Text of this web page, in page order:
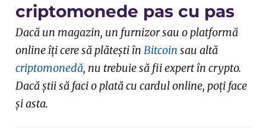
criptomonede pas cu pas
Dacă un magazin, un furnizor sau o platformă
online îți cere să plătești în Bitcoin sau altă
criptomonedă, nu trebuie să fii expert în crypto.
Dacă știi să faci o plată cu cardul online, poți face
și asta.